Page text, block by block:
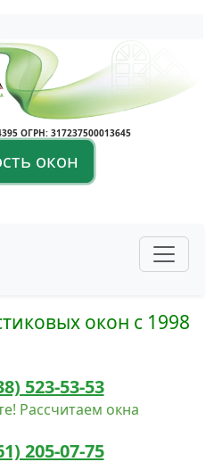
в Max
в Telegram
ОГРН: 317237500013645
окон
окон с 1998
523-53-53
Рассчитаем окна
205-07-75